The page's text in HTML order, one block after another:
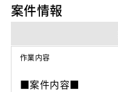
案件情報
作業内容
■案件内容■